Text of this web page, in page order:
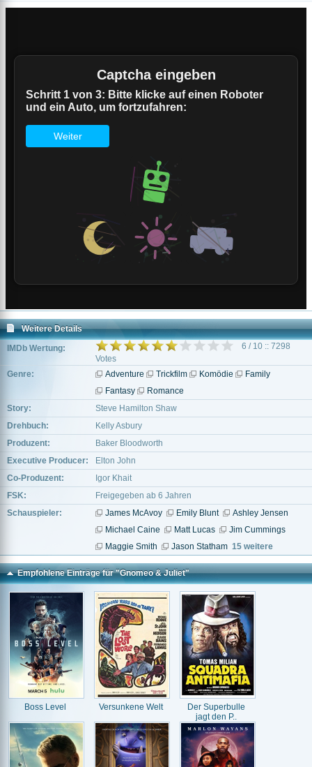
Weitere Details
IMDb Wertung:
6 / 10 :: 7298
Votes
Genre:
Adventure Trickfilm Komödie
Family
Fantasy
Romance
Story:
Steve Hamilton Shaw
Drehbuch:
Kelly Asbury
Produzent:
Baker Bloodworth
Executive Producer:
Elton John
Co-Produzent:
Igor Khait
FSK:
Freigegeben ab 6 Jahren
Schauspieler:
James McAvoy Emily Blunt
Ashley Jensen
Michael Caine
Matt Lucas
Jim Cummings
Maggie Smith
Jason Statham 15 weitere
Empfohlene Einträge für "Gnomeo & Juliet"
Boss Level Versunkene Welt
Der Superbulle
jagt den P..